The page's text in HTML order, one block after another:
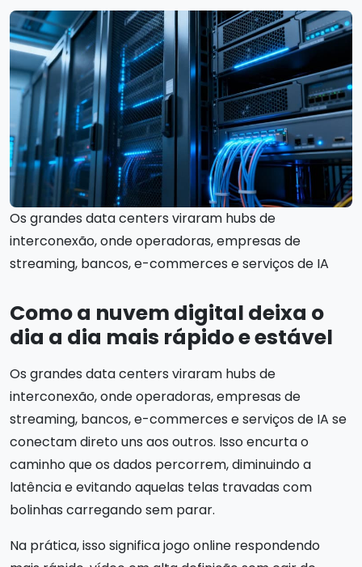
Os grandes data centers viraram hubs de
interconexão, onde operadoras, empresas de
streaming, bancos, e-commerces e serviços de IA
Como a nuvem digital deixa o
dia a dia mais rápido e estável
Os grandes data centers viraram hubs de
interconexão, onde operadoras, empresas de
streaming, bancos, e-commerces e serviços de IA se
conectam direto uns aos outros. Isso encurta o
caminho que os dados percorrem, diminuindo a
latência e evitando aquelas telas travadas com
bolinhas carregando sem parar.
Na prática, isso significa jogo online respondendo